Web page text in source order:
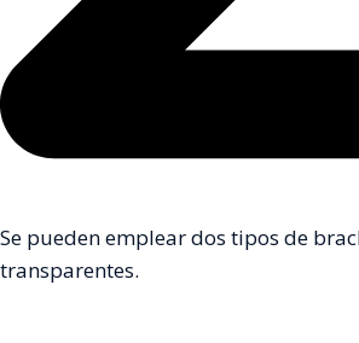
Se pueden emplear dos tipos de
transparentes.